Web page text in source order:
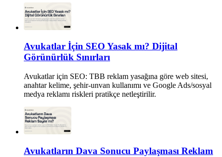
Avukatlar İçin SEO Yasak mı? Dijital
Görünürlük Sınırları
Avukatlar için SEO: TBB reklam yasağına göre web sitesi,
anahtar kelime, şehir-unvan kullanımı ve Google Ads/sosyal
medya reklamı riskleri pratikçe netleştirilir.
Avukatların Dava Sonucu Paylaşması Reklam